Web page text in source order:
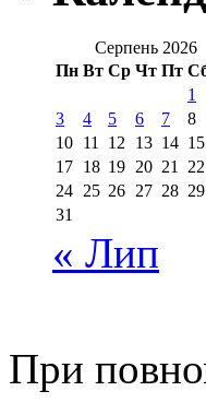
Серпень 2026
Пн Вт Ср Чт Пт
1
3
4 5 6 7 8
10 11 12 13 14 15
17 18 19 20 21 22
24 25 26 27 28 29
31
« Лип
При